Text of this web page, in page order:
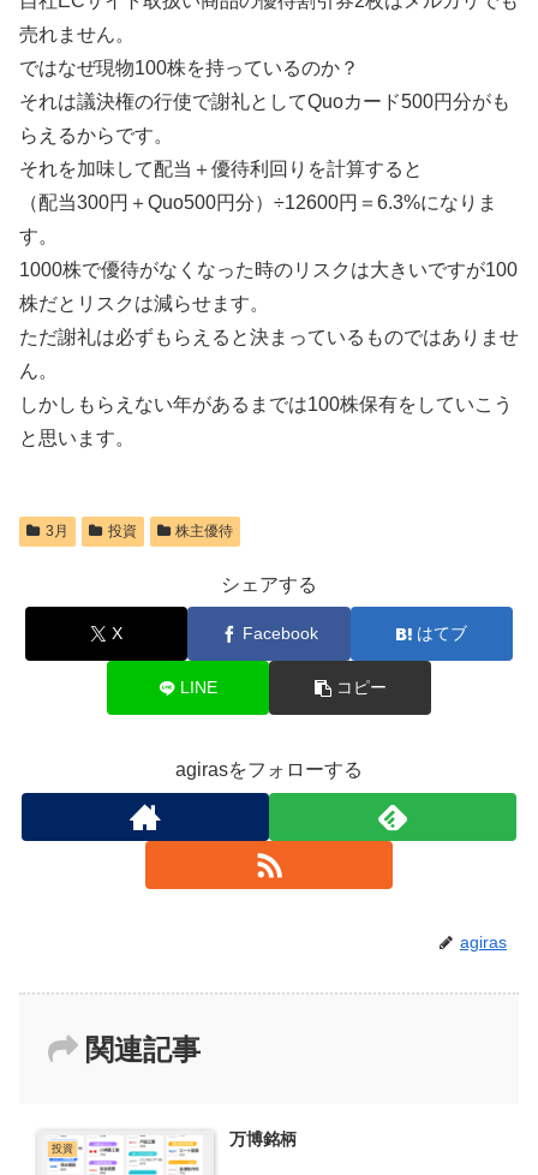
売れません。
ではなぜ現物100株を持っているのか？
それは議決権の行使で謝礼としてQuoカード500円分がも
らえるからです。
それを加味して配当＋優待利回りを計算すると
（配当300円＋Quo500円分）÷12600円＝6.3%になりま
す。
1000株で優待がなくなった時のリスクは大きいですが100
株だとリスクは減らせます。
ただ謝礼は必ずもらえると決まっているものではありませ
ん。
しかしもらえない年があるまでは100株保有をしていこう
と思います。
3月 投資 株主優待
シェアする
X Facebook はてブ
LINE コピー
agirasをフォローする
agiras
関連記事
投資 万博銘柄